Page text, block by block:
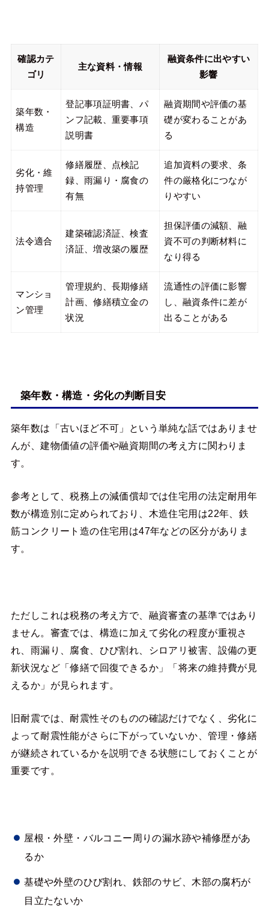
確認カテ
ゴリ
主な資料・情報
融資条件に出やすい
影響
築年数・
構造
登記事項証明書、パ
ンフ記載、重要事項
説明書
融資期間や評価の基
礎が変わることがあ
る
劣化・維
持管理
修繕履歴、点検記
録、雨漏り・腐食の
有無
追加資料の要求、条
件の厳格化につなが
りやすい
法令適合
建築確認済証、検査
済証、増改築の履歴
担保評価の減額、融
資不可の判断材料に
なり得る
マンショ
ン管理
管理規約、長期修繕
計画、修繕積立金の
状況
流通性の評価に影響
し、融資条件に差が
出ることがある
築年数・構造・劣化の判断目安
築年数は「古いほど不可」という単純な話ではありませ
んが、建物価値の評価や融資期間の考え方に関わりま
す。
参考として、税務上の減価償却では住宅用の法定耐用年
数が構造別に定められており、木造住宅用は22年、鉄
筋コンクリート造の住宅用は47年などの区分がありま
す。
ただしこれは税務の考え方で、融資審査の基準ではあり
ません。審査では、構造に加えて劣化の程度が重視さ
れ、雨漏り、腐食、ひび割れ、シロアリ被害、設備の更
新状況など「修繕で回復できるか」「将来の維持費が見
えるか」が見られます。
旧耐震では、耐震性そのものの確認だけでなく、劣化に
よって耐震性能がさらに下がっていないか、管理・修繕
が継続されているかを説明できる状態にしておくことが
重要です。
屋根・外壁・バルコニー周りの漏水跡や補修歴があ
るか
基礎や外壁のひび割れ、鉄部のサビ、木部の腐朽が
目立たないか